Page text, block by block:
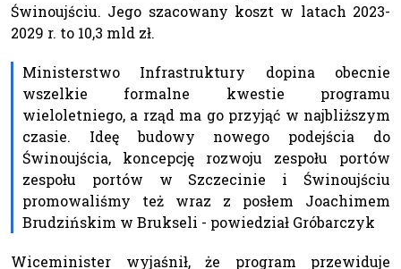
Świnoujściu. Jego szacowany koszt w latach 2023-
2029 r. to 10,3 mld zł.
Ministerstwo Infrastruktury dopina obecnie
wszelkie formalne kwestie programu
wieloletniego, a rząd ma go przyjąć w najbliższym
czasie. Ideę budowy nowego podejścia do
Świnoujścia, koncepcję rozwoju zespołu portów
zespołu portów w Szczecinie i Świnoujściu
promowaliśmy też wraz z posłem Joachimem
Brudzińskim w Brukseli - powiedział Gróbarczyk
Wiceminister wyjaśnił, że program przewiduje